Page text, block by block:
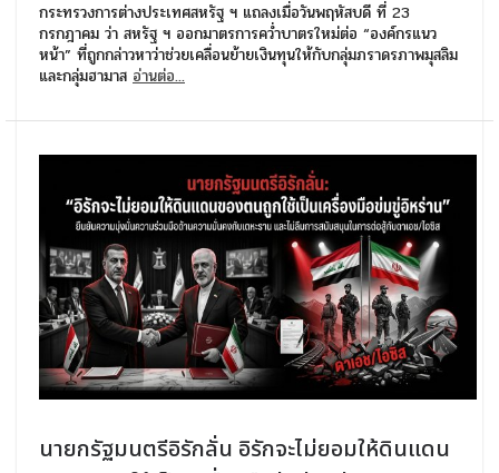
กระทรวงการต่างประเทศสหรัฐ ฯ แถลงเมื่อวันพฤหัสบดี ที่ 23
กรกฎาคม ว่า สหรัฐ ฯ ออกมาตรการคว่ำบาตรใหม่ต่อ “องค์กรแนว
หน้า” ที่ถูกกล่าวหาว่าช่วยเคลื่อนย้ายเงินทุนให้กับกลุ่มภราดรภาพมุสลิม
และกลุ่มฮามาส อ่านต่อ...
นายกรัฐมนตรีอิรักลั่น อิรักจะไม่ยอมให้ดินแดน